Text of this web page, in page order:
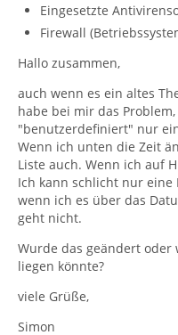
Eingesetzte
Firewall
Hallo zusammen,
auch wenn es ein altes
habe bei mir das
"benutzerdefiniert" nur
Wenn ich unten die Zeit
Liste auch. Wenn ich auf
Ich kann schlicht nur
wenn ich es über das
geht nicht.
Wurde das geändert
liegen könnte?
viele Grüße,
Simon